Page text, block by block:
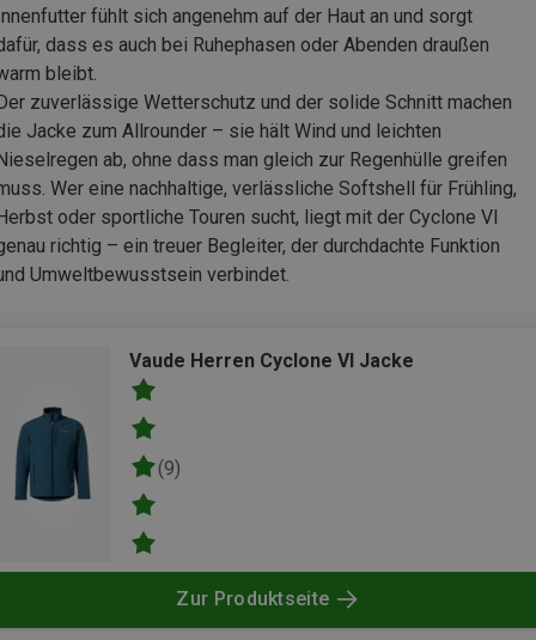
fühlt sich angenehm auf der Haut an und sorgt
dass es auch bei Ruhephasen oder Abenden draußen
bleibt.
zuverlässige Wetterschutz und der solide Schnitt machen
Jacke zum Allrounder – sie hält Wind und leichten
ab, ohne dass man gleich zur Regenhülle greifen
Wer eine nachhaltige, verlässliche Softshell für Frühling,
oder sportliche Touren sucht, liegt mit der Cyclone VI
richtig – ein treuer Begleiter, der durchdachte Funktion
Umweltbewusstsein verbindet.
Vaude Herren Cyclone VI Jacke
(9)
Zur Produktseite